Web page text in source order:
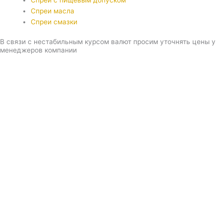
Спреи масла
Спреи смазки
В связи с нестабильным курсом валют просим уточнять цены у
менеджеров компании